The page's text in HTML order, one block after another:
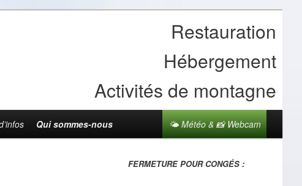
Restauration
Hébergement
Activités de montagne
Qui sommes-nous 🌤 Météo & 📸 Webcam
FERMETURE POUR CONGÉS :